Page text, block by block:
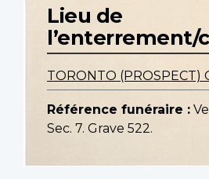
Lieu de
TORONTO (PROSPECT)
Référence funéraire :
Sec. 7. Grave 522.